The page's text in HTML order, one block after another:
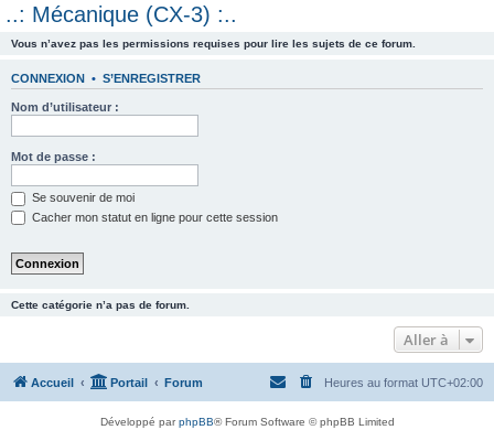
e
..: Mécanique (CX-3) :..
Vous n’avez pas les permissions requises pour lire les sujets de ce forum.
CONNEXION • S’ENREGISTRER
Nom d’utilisateur :
Mot de passe :
Se souvenir de moi
Cacher mon statut en ligne pour cette session
Cette catégorie n’a pas de forum.
Aller à
Accueil Portail Forum Heures au format UTC+02:00
Développé parphpBB® Forum Software © phpBB Limited